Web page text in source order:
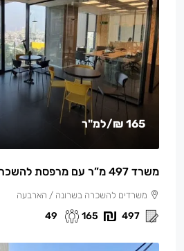
165 ₪ /למ"ר
משרד 497 מ”ר עם מרפסת להשכרה במגדלי הארבעה
משרדים להשכרה בשרונה / הארבעה
497
165
49